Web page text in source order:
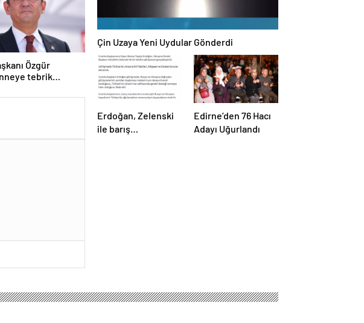
Özgür
tebrik
Çin Uzaya Yeni Uydular Gönderdi
Erdoğan, Zelenski
ile barış
Edirne’den 76 Hacı
Adayı Uğurlandı